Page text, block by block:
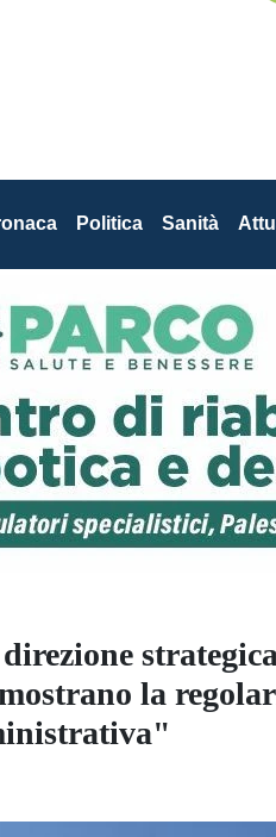
Politica Sanità
la